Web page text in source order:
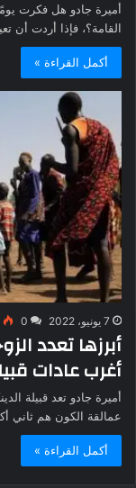
أميرة جادو هل فكرت
القامة؟، فإذا أردت أن
أكمل القراءة »
7 يونيو، 2022 0
أبرزها تعدد
أغرب عادات
عمالقة الكون هم ثاني
أكمل القراءة »